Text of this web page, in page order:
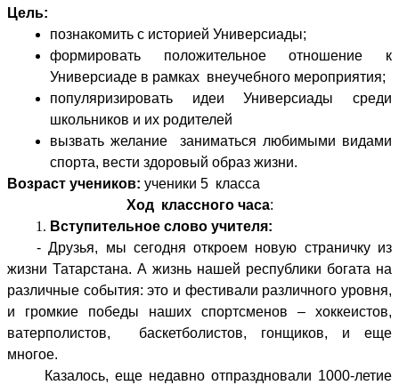
Цель:
познакомить с историей Универсиады;
формировать положительное отношение к
Универсиаде в рамках внеучебного мероприятия;
популяризировать идеи Универсиады среди
школьников и их родителей
вызвать желание заниматься любимыми видами
спорта, вести здоровый образ жизни.
Возраст учеников: ученики 5 класса
Ход классного часа:
Вступительное слово учителя:
- Друзья, мы сегодня откроем новую страничку из
жизни Татарстана. А жизнь нашей республики богата на
различные события: это и фестивали различного уровня,
и громкие победы наших спортсменов – хоккеистов,
ватерполистов, баскетболистов, гонщиков, и еще
многое.
Казалось, еще недавно отпраздновали 1000-летие